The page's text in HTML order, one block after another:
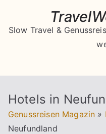
springen
Slow Travel &
Hotels in
Genussreisen Magazin »
Neufundland